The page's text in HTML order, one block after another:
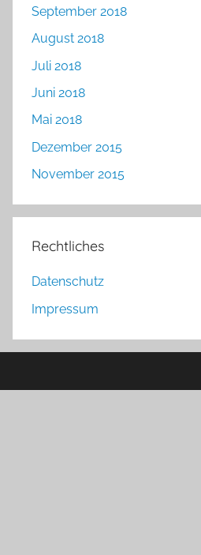
September 2018
August 2018
Juli 2018
Juni 2018
Mai 2018
Dezember 2015
November 2015
Rechtliches
Datenschutz
Impressum